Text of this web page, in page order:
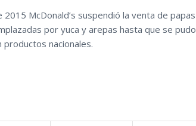
McDonald’s suspendió la venta de papas
por yuca y arepas hasta que se pudo
nacionales.